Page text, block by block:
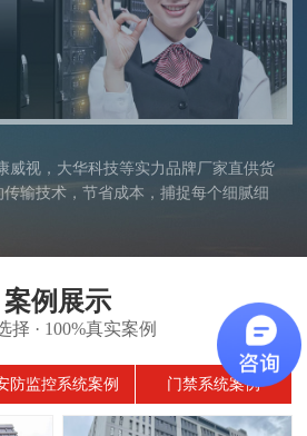
威视，大华科技等实力品牌厂家直供货
输技术，节省成本，捕捉每个细腻细
案例展示
择 · 100%真实案例
防监控系统案例 门禁系统案例